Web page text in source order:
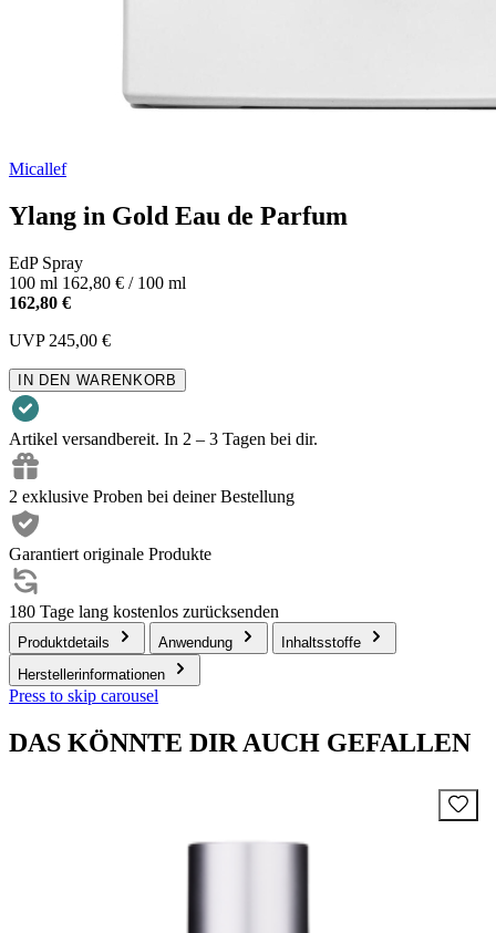
Micallef
Ylang in Gold Eau de Parfum
EdP Spray
100 ml 162,80 € / 100 ml
162,80 €
UVP 245,00 €
IN DEN WARENKORB
Artikel versandbereit. In 2 – 3 Tagen bei dir.
2 exklusive Proben bei deiner Bestellung
Garantiert originale Produkte
180 Tage lang kostenlos zurücksenden
Produktdetails Anwendung
Inhaltsstoffe
Herstellerinformationen
Press to skip carousel
DAS KÖNNTE DIR AUCH GEFALLEN